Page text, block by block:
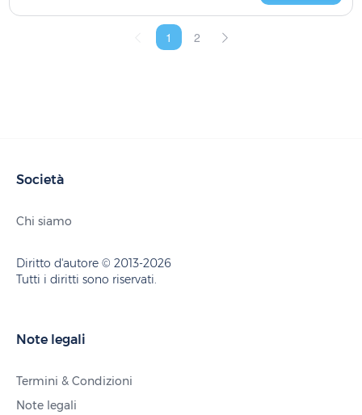
1 2
Società
Chi siamo
Diritto d'autore © 2013-2026
Tutti i diritti sono riservati.
Note legali
Termini & Condizioni
Note legali